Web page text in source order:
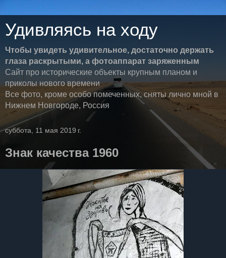
Удивляясь на ходу
Чтобы увидеть удивительное, достаточно держать
глаза раскрытыми, а фотоаппарат заряженным
Сайт про исторические объекты крупным планом и
приколы нового времени
Все фото, кроме особо помеченных, сняты лично мной в
Нижнем Новгороде, Россия
суббота, 11 мая 2019 г.
Знак качества 1960